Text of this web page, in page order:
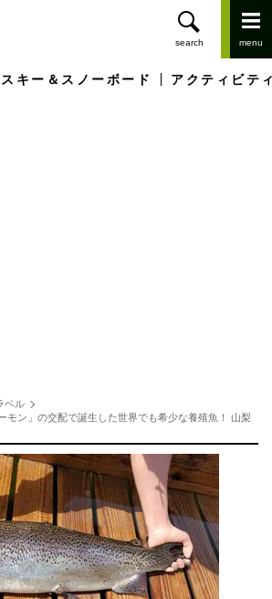
スキー＆スノーボード アクティビテ
ベル
モン」の交配で誕生した世界でも希少な養殖魚！ 山梨